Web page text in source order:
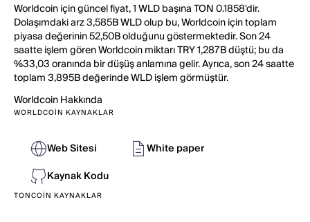
Worldcoin için güncel fiyat, 1 WLD başına TON 0.1858'dir.
Dolaşımdaki arz 3,585B WLD olup bu, Worldcoin için toplam
piyasa değerinin 52,50B olduğunu göstermektedir. Son 24
saatte işlem gören Worldcoin miktarı TRY 1,287B düştü; bu da
%33,03 oranında bir düşüş anlamına gelir. Ayrıca, son 24 saatte
toplam 3,895B değerinde WLD işlem görmüştür.
WorldcoinHakkında
WORLDCOIN KAYNAKLAR
Web Sitesi
White paper
Kaynak Kodu
TONCOIN KAYNAKLAR